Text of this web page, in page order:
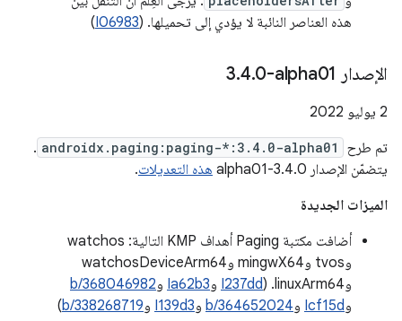
هذه العناصر النائبة لا يؤدي إلى تحميلها. (I06983
)
الإصدار ‎3 .4.0-alpha01
‫2 يوليو 2022
تم طرح
androidx.paging:paging-*:3.4.0-alpha01
.
يتضمّن الإصدار 3.4.0-alpha01
هذه التعديلات.
الميزات الجديدة
أضافت مكتبة Paging أهداف KMP التالية: watchos
وtvos وmingwX64 وwatchosDeviceArm64
وlinuxArm64. (
I237dd وIa62b3 وb/368046982
وIcf15d وb/364652024 وI139d3 وb/338268719
)